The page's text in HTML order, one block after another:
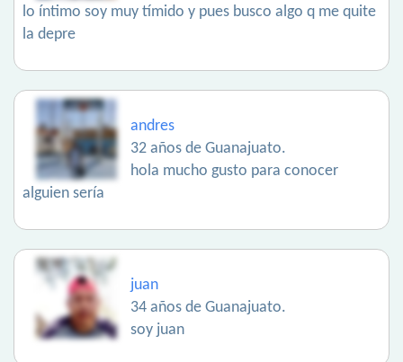
lo íntimo soy muy tímido y pues busco algo q me quite
la depre
andres
32 años de Guanajuato.
hola mucho gusto para conocer
alguien sería
juan
34 años de Guanajuato.
soy juan